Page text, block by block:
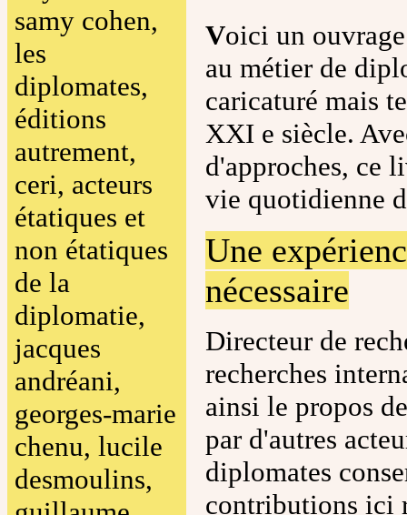
samy cohen,
les
diplomates,
éditions
autrement,
ceri, acteurs
étatiques et
non étatiques
de la
diplomatie,
jacques
andréani,
georges-marie
chenu, lucile
desmoulins,
Voici un
au métier de
caricaturé mais
XXI e siècle.
d'approches, ce
vie quotidienne
Une
nécessaire
Directeur de
recherches
ainsi le propos
par d'autres
diplomates
contributions ici